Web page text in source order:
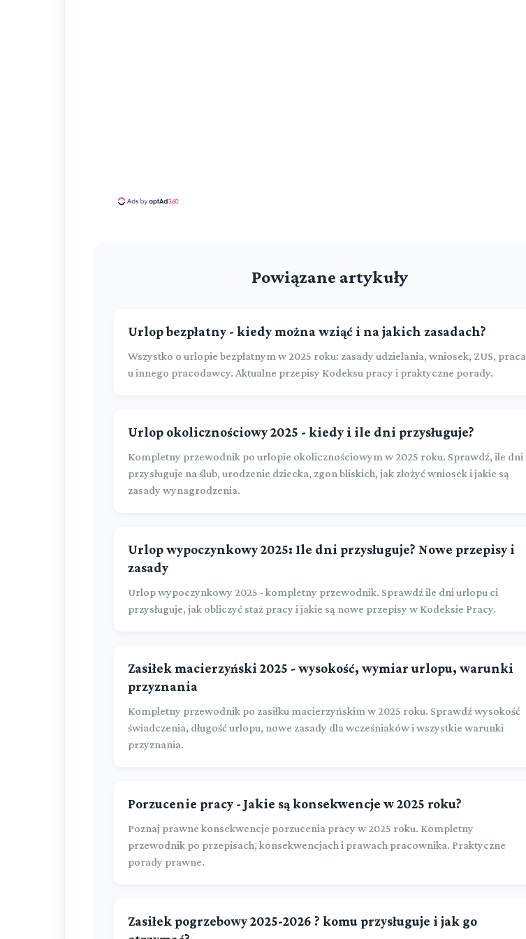
Powiązane artykuły
Urlop bezpłatny - kiedy można wziąć i na jakich zasadach?
Wszystko o urlopie bezpłatnym w 2025 roku: zasady udzielania, wniosek, ZUS, praca
u innego pracodawcy. Aktualne przepisy Kodeksu pracy i praktyczne porady.
Urlop okolicznościowy 2025 - kiedy i ile dni przysługuje?
Kompletny przewodnik po urlopie okolicznościowym w 2025 roku. Sprawdź, ile dni
przysługuje na ślub, urodzenie dziecka, zgon bliskich, jak złożyć wniosek i jakie są
zasady wynagrodzenia.
Urlop wypoczynkowy 2025: Ile dni przysługuje? Nowe przepisy i
zasady
Urlop wypoczynkowy 2025 - kompletny przewodnik. Sprawdź ile dni urlopu ci
przysługuje, jak obliczyć staż pracy i jakie są nowe przepisy w Kodeksie Pracy.
Zasiłek macierzyński 2025 - wysokość, wymiar urlopu, warunki
przyznania
Kompletny przewodnik po zasiłku macierzyńskim w 2025 roku. Sprawdź wysokość
świadczenia, długość urlopu, nowe zasady dla wcześniaków i wszystkie warunki
przyznania.
Porzucenie pracy - Jakie są konsekwencje w 2025 roku?
Poznaj prawne konsekwencje porzucenia pracy w 2025 roku. Kompletny
przewodnik po przepisach, konsekwencjach i prawach pracownika. Praktyczne
porady prawne.
Zasiłek pogrzebowy 2025-2026 ? komu przysługuje i jak go